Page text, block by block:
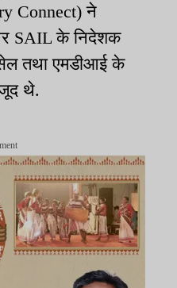
Connect) ने
SAIL के निदेशक
तथा एमडीआई के
थे.